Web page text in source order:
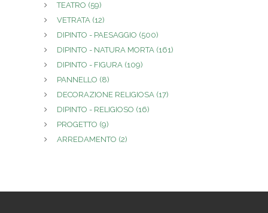
TEATRO (59)
VETRATA (12)
DIPINTO - PAESAGGIO (500)
DIPINTO - NATURA MORTA (161)
DIPINTO - FIGURA (109)
PANNELLO (8)
DECORAZIONE RELIGIOSA (17)
DIPINTO - RELIGIOSO (16)
PROGETTO (9)
ARREDAMENTO (2)